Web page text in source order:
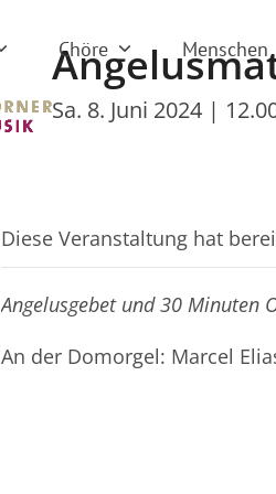
Chöre Menschen
Sa. 8. Juni 2024 |
Diese Veranstaltung hat
Angelusgebet und 30 Minuten
An der Domorgel: Marcel